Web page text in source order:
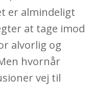
er almindeligt
at tage imod
alvorlig og
hvornår
vej til